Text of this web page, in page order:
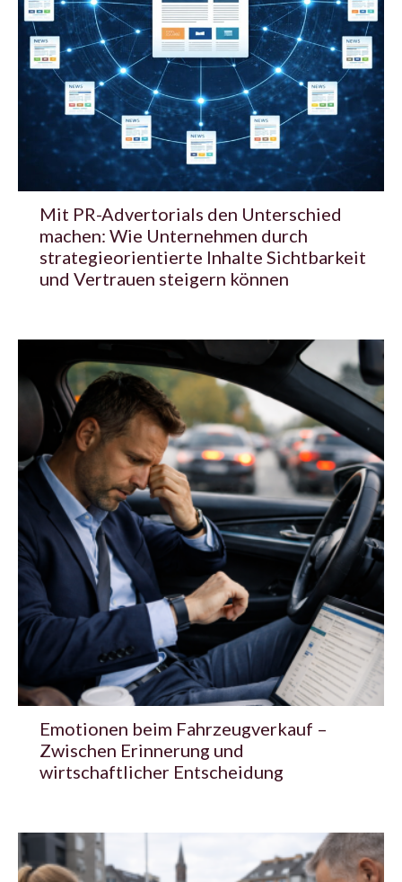
Mit PR-Advertorials den Unterschied
machen: Wie Unternehmen durch
strategieorientierte Inhalte Sichtbarkeit
und Vertrauen steigern können
Emotionen beim Fahrzeugverkauf –
Zwischen Erinnerung und
wirtschaftlicher Entscheidung